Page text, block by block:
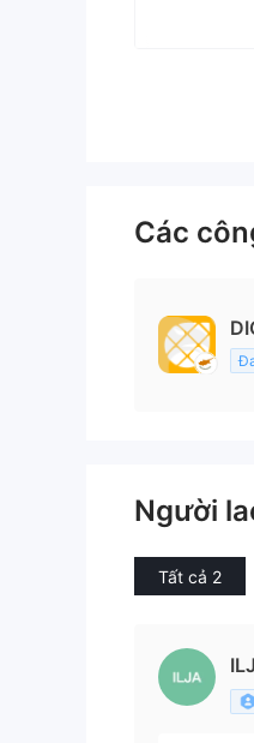
Các
Người
Tất cả 2